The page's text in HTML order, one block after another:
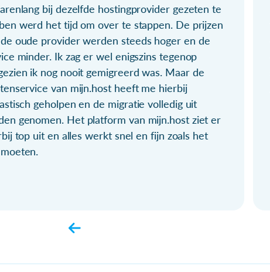
bij dezelfde hostingprovider gezeten te
werd het tijd om over te stappen. De prijzen
oude provider werden steeds hoger en de
minder. Ik zag er wel enigszins tegenop
ik nog nooit gemigreerd was. Maar de
van mijn.host heeft me hierbij
geholpen en de migratie volledig uit
genomen. Het platform van mijn.host ziet er
top uit en alles werkt snel en fijn zoals het